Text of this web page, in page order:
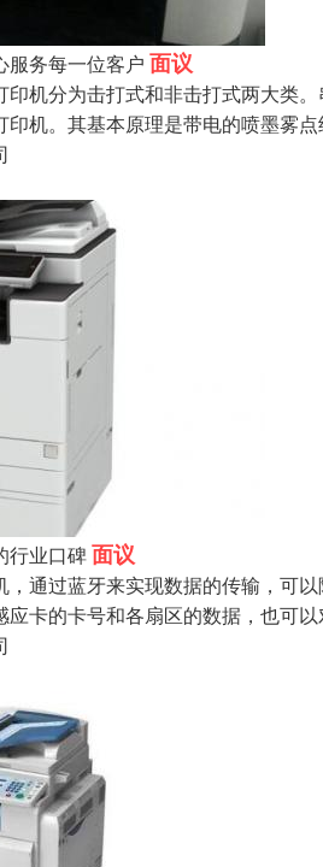
服务每一位客户 面议
印机分为击打式和非击打式两大类
机。其基本原理是带电的喷墨雾
行业口碑面议
通过蓝牙来实现数据的传输，可
卡的卡号和各扇区的数据，也可